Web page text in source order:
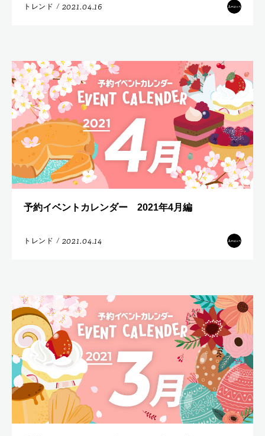
トレンド / 2021.04.16
予約イベントカレンダー 2021年4月編
トレンド / 2021.04.14